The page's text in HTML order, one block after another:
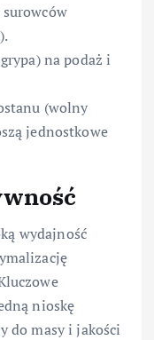
na podaż i
(wolny
jednostkowe
wydajność
nioskę
do masy i jakości